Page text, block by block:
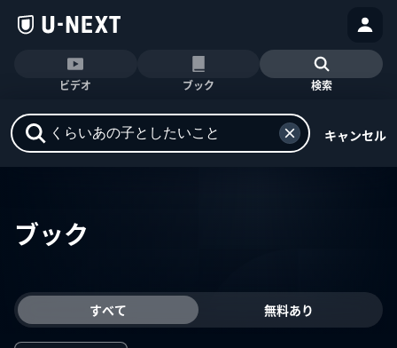
ビデオ ブック 検索
キャンセル
ブック
すべて 無料あり